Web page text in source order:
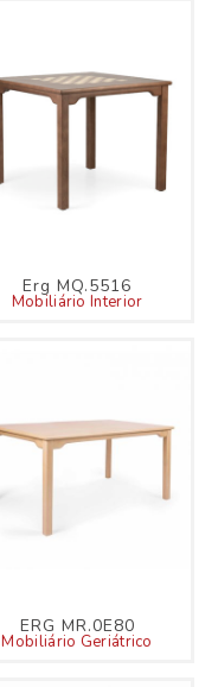
Erg MQ.5516
Mobiliário Interior
ERG MR.0E80
Mobiliário Geriátrico